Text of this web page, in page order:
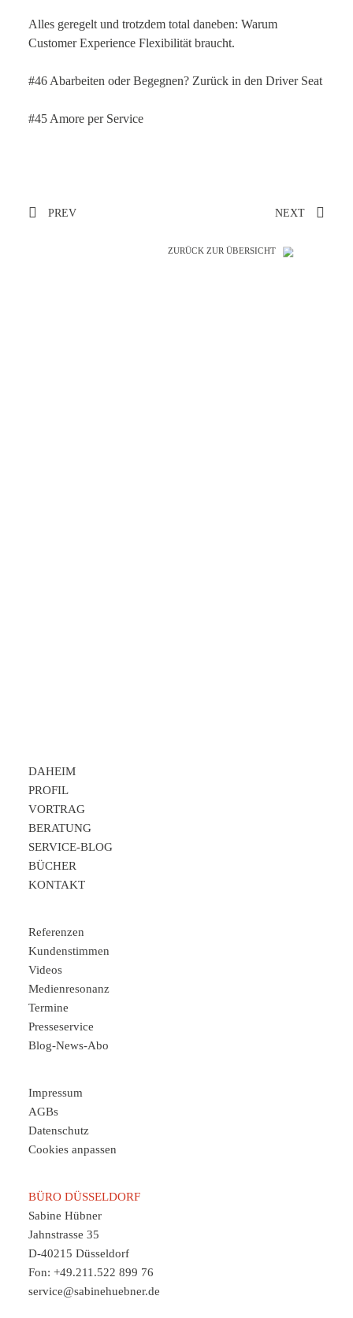
Alles geregelt und trotzdem total daneben: Warum
Customer Experience Flexibilität braucht.
#46 Abarbeiten oder Begegnen? Zurück in den Driver Seat
#45 Amore per Service
PREV NEXT
ZURÜCK ZUR ÜBERSICHT
DAHEIM
PROFIL
VORTRAG
BERATUNG
SERVICE-BLOG
BÜCHER
KONTAKT
Referenzen
Kundenstimmen
Videos
Medienresonanz
Termine
Presseservice
Blog-News-Abo
Impressum
AGBs
Datenschutz
Cookies anpassen
BÜRO DÜSSELDORF
Sabine Hübner
Jahnstrasse 35
D-40215 Düsseldorf
Fon: +49.211.522 899 76
service@sabinehuebner.de